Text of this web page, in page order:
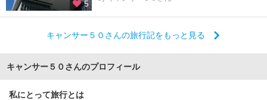
5
キャンサー５０さんの旅行記をもっと見る
キャンサー５０さんのプロフィール
私にとって旅行とは